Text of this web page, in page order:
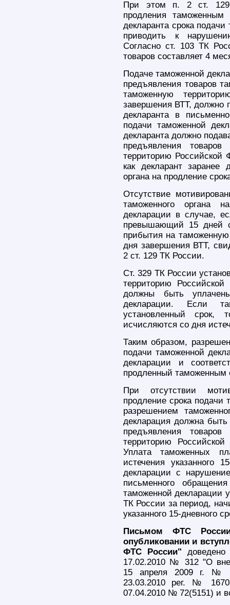
При этом п. 2 ст. 129
продления
декларанта срока
приводить к
Согласно ст. 103 ТК
товаров составляет 4
Подаче таможенной
предъявления товаров
таможенную
завершения ВТТ, должно
декларанта в
подачи таможенной
декларанта должно
предъявления
территорию Российской
как декларант заранее
органа на продление
Отсутствие
таможенного органа
декларации в случае,
превышающий 15 дней
прибытия на
дня завершения ВТТ,
2 ст. 129 ТК России.
Ст. 329 ТК России
территорию
должны быть
декларации. Если
установленный срок,
исчисляются со дня
Таким образом,
подачи таможенной
декларации и
продленный таможенным
При отсутствии
продление срока подачи
разрешением
декларация должна быть
предъявления
территорию
Уплата таможенных
истечения указанного
декларации с
письменного
таможенной декларации
ТК России за период,
указанного 15-дневного
Письмом ФТС
опубликовании и
ФТС России"
17.02.2010 № 312 "О
15 апреля 2009 г. №
23.03.2010 peг. №
07.04.2010 № 72(5151) и